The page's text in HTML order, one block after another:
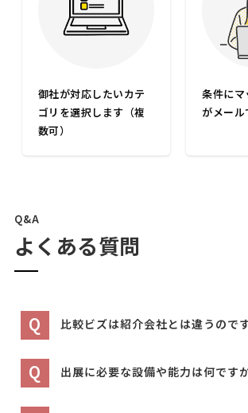
御社が対応したいカテ
ゴリを選択します（複
数可）
条件に
がメー
Q&A
よくある質問
Q 比較ビズは紹介会社とは違うので
Q 出展に必要な設備や能力は何です